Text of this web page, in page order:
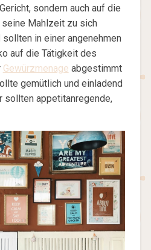
sondern auch auf die
seine Mahlzeit zu sich
in einer angenehmen
auf die Tätigkeit des
Gewürzmenage abgestimmt
gemütlich und einladend
sollten appetitanregende,